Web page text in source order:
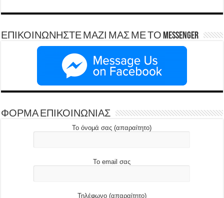
ΕΠΙΚΟΙΝΩΝΗΣΤΕ ΜΑΖΙ ΜΑΣ ΜΕ ΤΟ Messenger
ΦΟΡΜΑ ΕΠΙΚΟΙΝΩΝΙΑΣ
Το όνομά σας (απαραίτητο)
Το email σας
Τηλέφωνο (απαραίτητο)